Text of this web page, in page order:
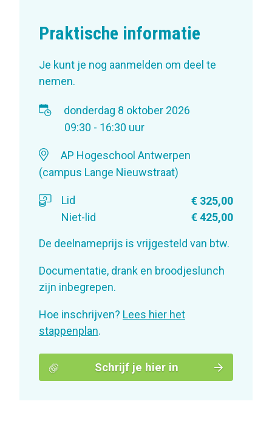
Praktische informatie
Je kunt je nog aanmelden om deel te
nemen.
donderdag 8 oktober 2026
09:30 - 16:30 uur
AP Hogeschool Antwerpen
(campus Lange Nieuwstraat)
Lid
€ 325,00
Niet-lid
€ 425,00
De deelnameprijs is vrijgesteld van btw.
Documentatie, drank en broodjeslunch
zijn inbegrepen.
Hoe inschrijven? Lees hier het
stappenplan.
Schrijf je hier in